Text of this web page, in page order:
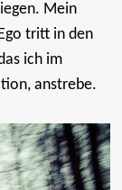
Mein
tritt in den
ich im
anstrebe.